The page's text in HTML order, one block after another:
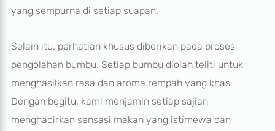
yang sempurna di setiap suapan.
Selain itu, perhatian khusus diberikan pada proses
pengolahan bumbu. Setiap bumbu diolah teliti untuk
menghasilkan rasa dan aroma rempah yang khas.
Dengan begitu, kami menjamin setiap sajian
menghadirkan sensasi makan yang istimewa dan